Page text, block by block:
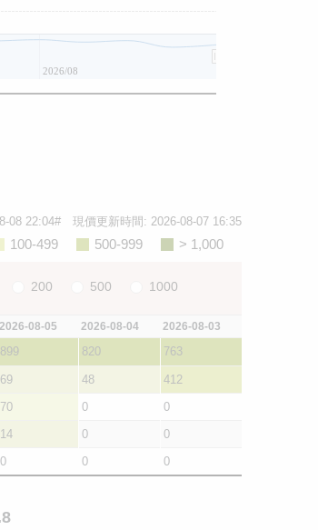
2026/08
08 22:04# 現價更新時間: 2026-08-07 16:35
> 1,000
500-999
100-499
200 500 1000
2026-08-05 2026-08-04 2026-08-03
899 820
763
69 48
412
70 0
0
14 0
0
0 0 0